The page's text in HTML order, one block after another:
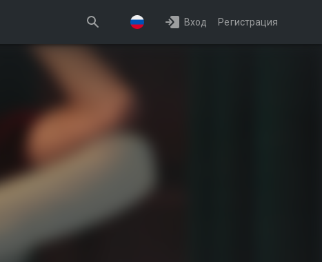
Вход Регистрация